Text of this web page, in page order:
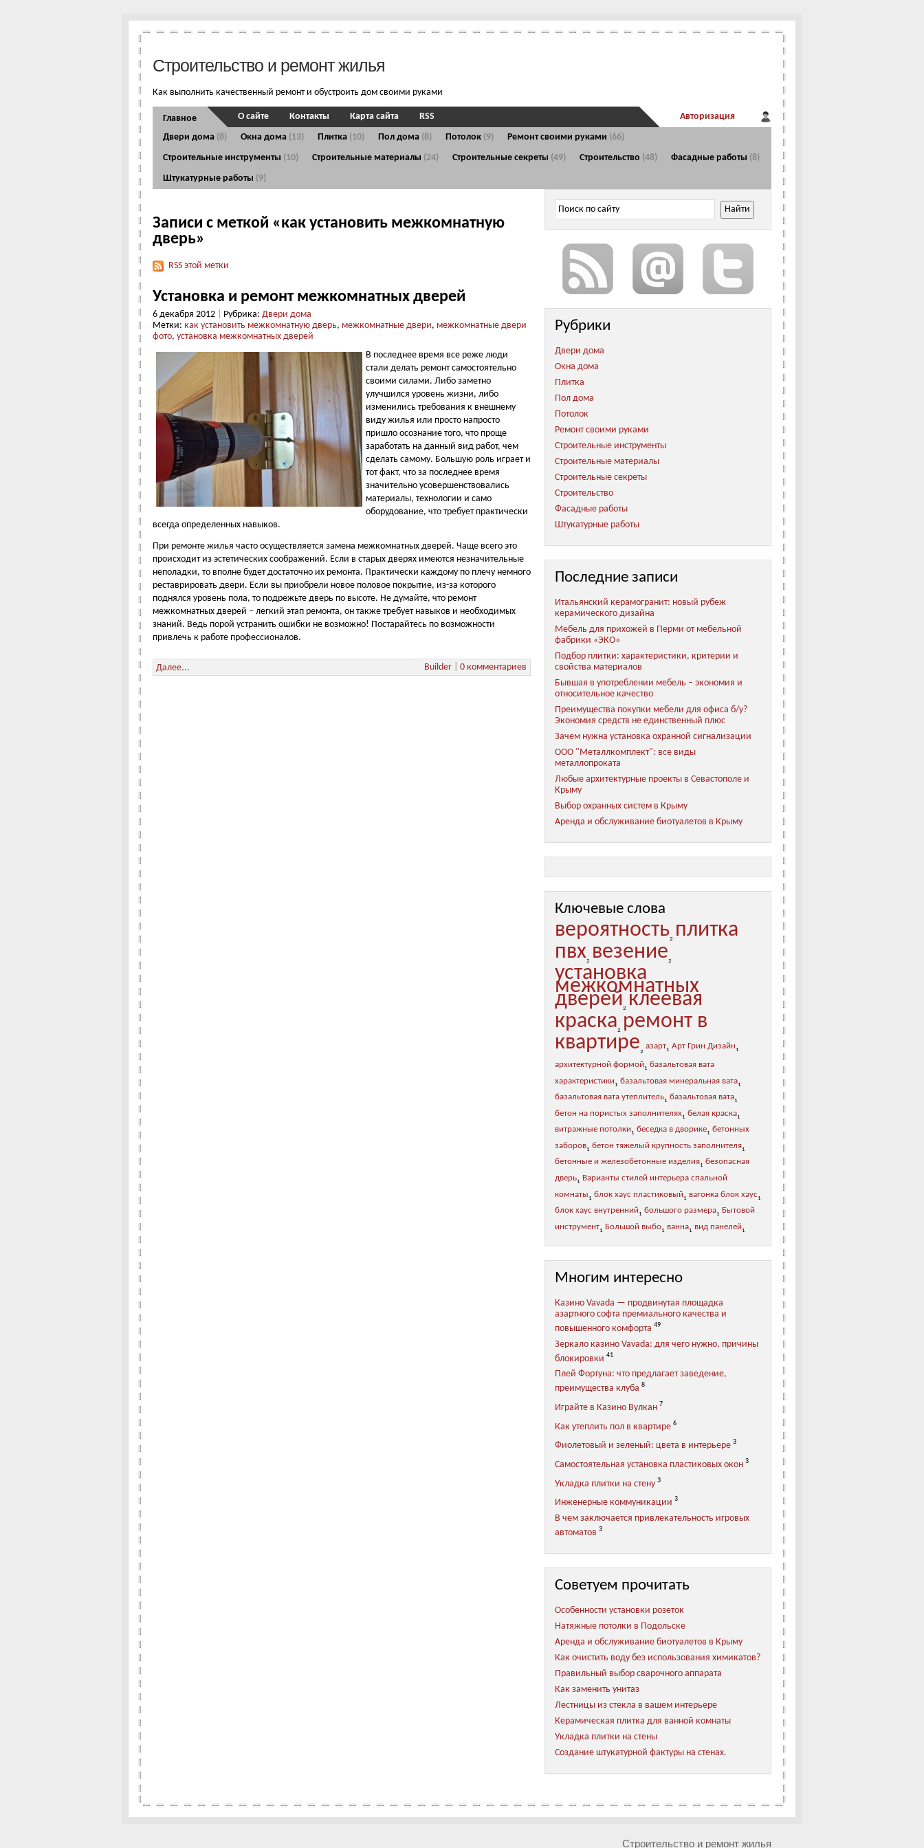
Строительство и ремонт жилья
Как выполнить качественный ремонт и обустроить дом своими руками
Главное
Двери дома (8) Окна дома (13) Плитка (10) Пол дома (8) Потолок (9) Ремонт своими руками (66)
Строительные инструменты (10) Строительные материалы (24) Строительные секреты (49) Строительство (48) Фасадные работы (8)
Штукатурные работы (9)
О сайте Контакты Карта сайта RSS
Авторизация
Записи с меткой «как установить межкомнатную
дверь»
RSS этой метки
Установка и ремонт межкомнатных дверей
6 декабря 2012 Рубрика: Двери дома
Метки: как установить межкомнатную дверь, межкомнатные двери, межкомнатные двери
фото, установка межкомнатных дверей
В последнее время все реже люди
стали делать ремонт самостоятельно
своими силами. Либо заметно
улучшился уровень жизни, либо
изменились требования к внешнему
виду жилья или просто напросто
пришло осознание того, что проще
заработать на данный вид работ, чем
сделать самому. Большую роль играет и
тот факт, что за последнее время
значительно усовершенствовались
материалы, технологии и само
оборудование, что требует практически
всегда определенных навыков.
При ремонте жилья часто осуществляется замена межкомнатных дверей. Чаще всего это
происходит из эстетических соображений. Если в старых дверях имеются незначительные
неполадки, то вполне будет достаточно их ремонта. Практически каждому по плечу немного
реставрировать двери. Если вы приобрели новое половое покрытие, из-за которого
поднялся уровень пола, то подрежьте дверь по высоте. Не думайте, что ремонт
межкомнатных дверей – легкий этап ремонта, он также требует навыков и необходимых
знаний. Ведь порой устранить ошибки не возможно! Постарайтесь по возможности
привлечь к работе профессионалов.
Далее... Builder 0 комментариев
Рубрики
Двери дома
Окна дома
Плитка
Пол дома
Потолок
Ремонт своими руками
Строительные инструменты
Строительные материалы
Строительные секреты
Строительство
Фасадные работы
Штукатурные работы
Последние записи
Итальянский керамогранит: новый рубеж
керамического дизайна
Мебель для прихожей в Перми от мебельной
фабрики «ЭКО»
Подбор плитки: характеристики, критерии и
свойства материалов
Бывшая в употреблении мебель – экономия и
относительное качество
Преимущества покупки мебели для офиса б/у?
Экономия средств не единственный плюс
Зачем нужна установка охранной сигнализации
ООО "Металлкомплект": все виды
металлопроката
Любые архитектурные проекты в Севастополе и
Крыму
Выбор охранных систем в Крыму
Аренда и обслуживание биотуалетов в Крыму
Ключевые слова
вероятность2 плитка
пвх2 везение2
установка
межкомнатных
дверей2 клеевая
краска2 ремонт в
квартире2
азарт1 Арт Грин Дизайн 1
архитектурной формой1 базальтовая вата
характеристики1 базальтовая минеральная вата1
базальтовая вата утеплитель1 базальтовая вата1
бетон на пористых заполнителях1 белая краска1
витражные потолки1 беседка в дворике1 бетонных
заборов1 бетон тяжелый крупность заполнителя1
бетонные и железобетонные изделия1 безопасная
дверь1
Варианты стилей интерьера спальной
комнаты 1 блок хаус пластиковый1 вагонка блок хаус 1
блок хаус внутренний1 большого размера1
Бытовой
инструмент1 Большой выбо1 ванна1 вид панелей1
Многим интересно
Казино Vavada — продвинутая площадка
азартного софта премиального качества и
повышенного комфорта 49
Зеркало казино Vavada: для чего нужно, причины
блокировки 41
Плей Фортуна: что предлагает заведение,
преимущества клуба 8
Играйте в Казино Вулкан 7
Как утеплить пол в квартире 6
Фиолетовый и зеленый: цвета в интерьере 3
Самостоятельная установка пластиковых окон 3
Укладка плитки на стену 3
Инженерные коммуникации 3
В чем заключается привлекательность игровых
автоматов 3
Советуем прочитать
Особенности установки розеток
Натяжные потолки в Подольске
Аренда и обслуживание биотуалетов в Крыму
Как очистить воду без использования химикатов?
Правильный выбор сварочного аппарата
Как заменить унитаз
Лестницы из стекла в вашем интерьере
Керамическая плитка для ванной комнаты
Укладка плитки на стены
Создание штукатурной фактуры на стенах.
Строительство и ремонт жилья